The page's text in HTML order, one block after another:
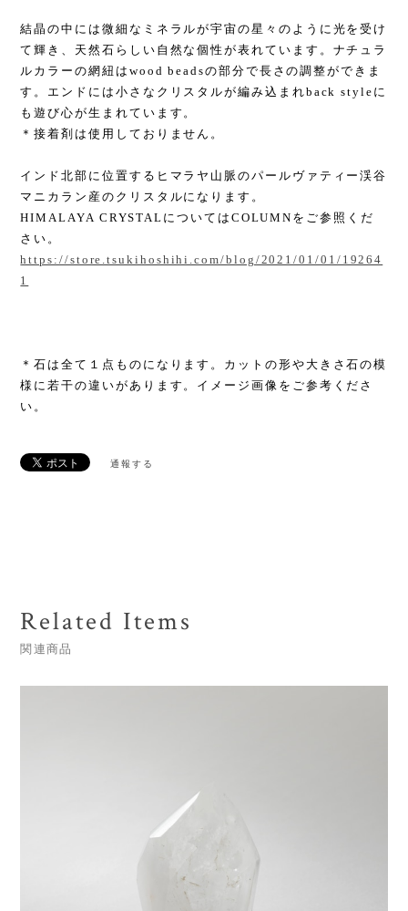
結晶の中には微細なミネラルが宇宙の星々のように光を受け
て輝き、天然石らしい自然な個性が表れています。ナチュラ
ルカラーの網紐はwood beadsの部分で長さの調整ができま
す。エンドには小さなクリスタルが編み込まれback styleに
も遊び心が生まれています。
＊接着剤は使用しておりません。
インド北部に位置するヒマラヤ山脈のパールヴァティー渓谷
マニカラン産のクリスタルになります。
HIMALAYA CRYSTALについてはCOLUMNをご参照くだ
さい。
https://store.tsukihoshihi.com/blog/2021/01/01/19264
1
＊石は全て１点ものになります。カットの形や大きさ石の模
様に若干の違いがあります。イメージ画像をご参考くださ
い。
通報する
Related Items
関連商品